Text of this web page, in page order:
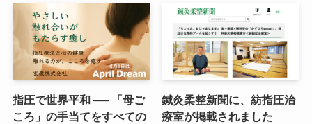
指圧で世界平和 ── 「母ご
ころ」の手当てをすべての
鍼灸柔整新聞に、紡指圧治
療室が掲載されました